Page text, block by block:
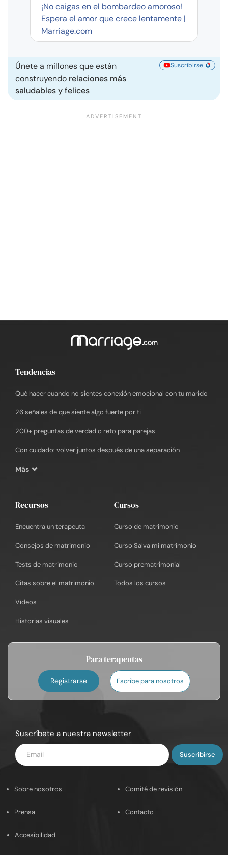
¡No caigas en el bombardeo amoroso!
Espera el amor que crece lentamente |
Marriage.com
Únete a millones que están
construyendo relaciones más
saludables y felices
Suscribirse
Tendencias
Qué hacer cuando no sientes conexión emocional con tu marido
26 señales de que siente algo fuerte por ti
200+ preguntas de verdad o reto para parejas
Con cuidado: volver juntos después de una separación
Más
Recursos
Encuentra un terapeuta
Consejos de matrimonio
Tests de matrimonio
Citas sobre el matrimonio
Vídeos
Historias visuales
Cursos
Curso de matrimonio
Curso Salva mi matrimonio
Curso prematrimonial
Todos los cursos
Para terapeutas
Registrarse Escribe para nosotros
Suscríbete a nuestra newsletter
Introduce
tu
Sobre nosotros Comité de revisión
Prensa Contacto
Accesibilidad